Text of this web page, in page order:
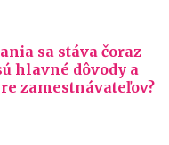
sa stáva čoraz
hlavné dôvody a
zamestnávateľov?